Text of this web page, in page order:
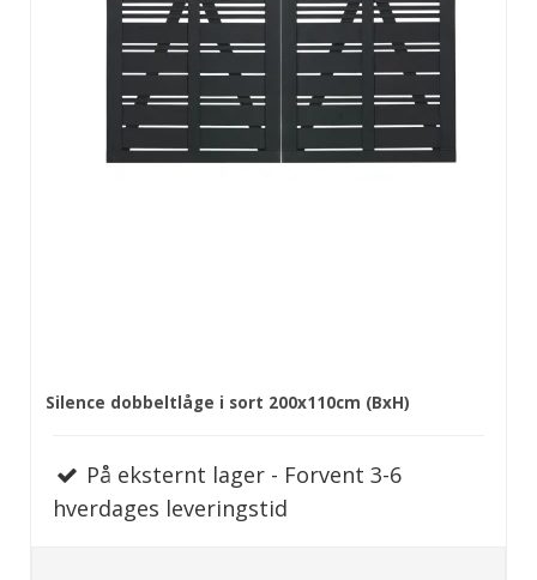
Silence dobbeltlåge i sort 200x110cm (BxH)
På eksternt lager - Forvent 3-6
hverdages leveringstid